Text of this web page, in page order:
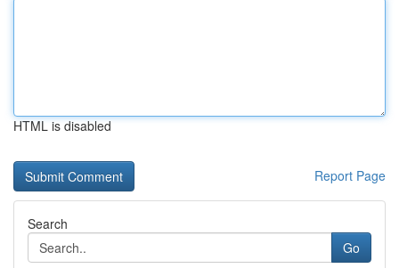
HTML is disabled
Report Page
Search
Go